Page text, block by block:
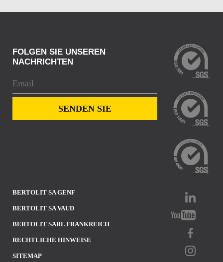
BERTOLIT SA GENF
BERTOLIT SA VAUD
BERTOLIT SARL FRANKREICH
RECHTLICHE HINWEISE
SITEMAP
FOLGEN SIE UNSEREN
NACHRICHTEN